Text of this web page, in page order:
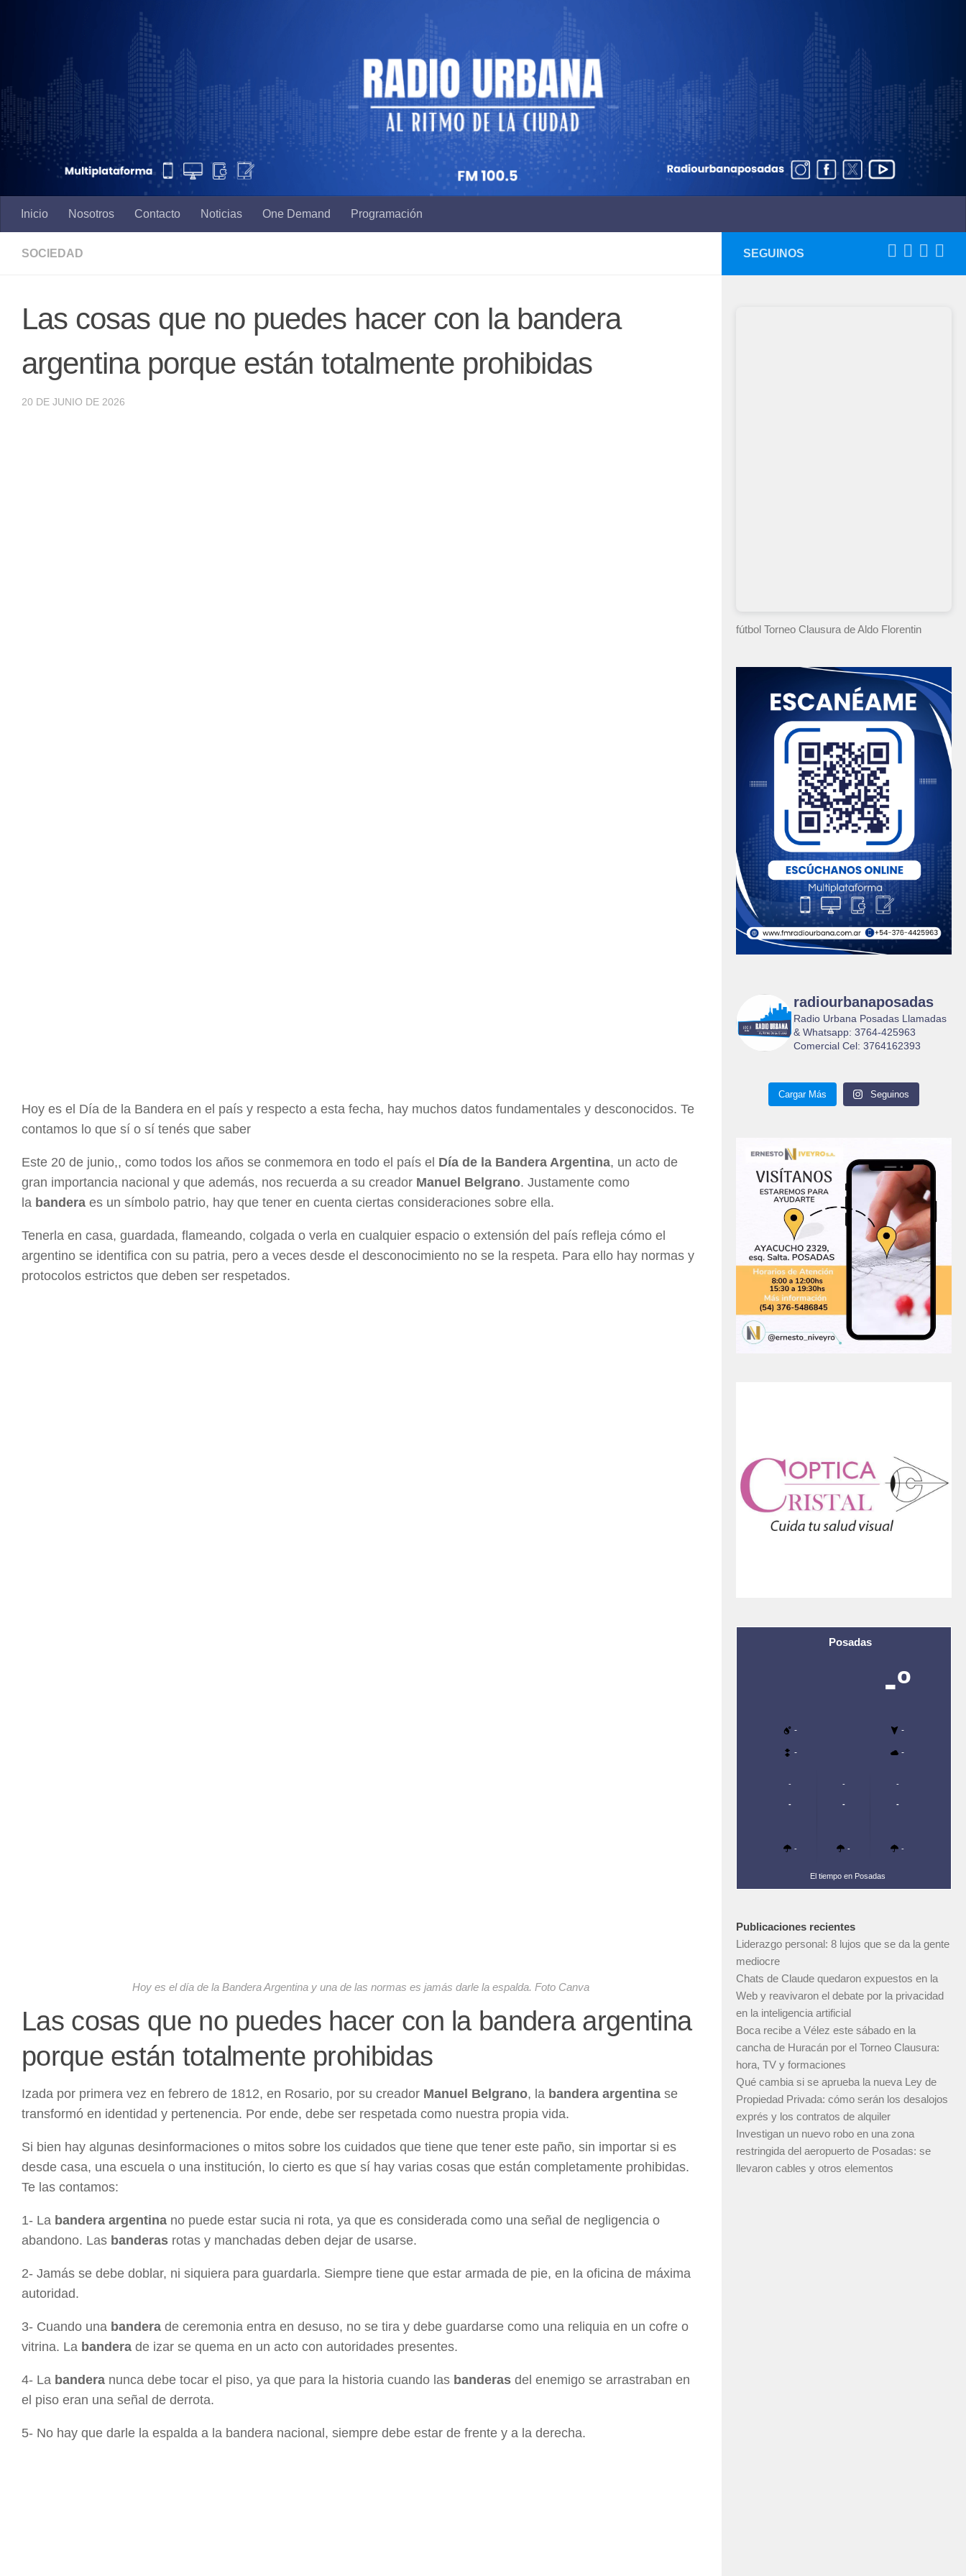
Inicio Nosotros Contacto Noticias One Demand Programación
SOCIEDAD
Las cosas que no puedes hacer con la bandera
argentina porque están totalmente prohibidas
20 DE JUNIO DE 2026
Hoy es el Día de la Bandera en el país y respecto a esta fecha, hay muchos datos fundamentales y desconocidos. Te
contamos lo que sí o sí tenés que saber
Este 20 de junio,, como todos los años se conmemora en todo el país el Día de la Bandera Argentina, un acto de
gran importancia nacional y que además, nos recuerda a su creador Manuel Belgrano. Justamente como
la bandera es un símbolo patrio, hay que tener en cuenta ciertas consideraciones sobre ella.
Tenerla en casa, guardada, flameando, colgada o verla en cualquier espacio o extensión del país refleja cómo el
argentino se identifica con su patria, pero a veces desde el desconocimiento no se la respeta. Para ello hay normas y
protocolos estrictos que deben ser respetados.
Hoy es el día de la Bandera Argentina y una de las normas es jamás darle la espalda. Foto Canva
Las cosas que no puedes hacer con la bandera argentina
porque están totalmente prohibidas
Izada por primera vez en febrero de 1812, en Rosario, por su creador Manuel Belgrano, la bandera argentina se
transformó en identidad y pertenencia. Por ende, debe ser respetada como nuestra propia vida.
Si bien hay algunas desinformaciones o mitos sobre los cuidados que tiene que tener este paño, sin importar si es
desde casa, una escuela o una institución, lo cierto es que sí hay varias cosas que están completamente prohibidas.
Te las contamos:
1- La bandera argentina no puede estar sucia ni rota, ya que es considerada como una señal de negligencia o
abandono. Las banderas rotas y manchadas deben dejar de usarse.
2- Jamás se debe doblar, ni siquiera para guardarla. Siempre tiene que estar armada de pie, en la oficina de máxima
autoridad.
3- Cuando una bandera de ceremonia entra en desuso, no se tira y debe guardarse como una reliquia en un cofre o
vitrina. La bandera de izar se quema en un acto con autoridades presentes.
4- La bandera nunca debe tocar el piso, ya que para la historia cuando las banderas del enemigo se arrastraban en
el piso eran una señal de derrota.
5- No hay que darle la espalda a la bandera nacional, siempre debe estar de frente y a la derecha.
SEGUINOS
fútbol Torneo Clausurade Aldo Florentin
radiourbanaposadas
Radio Urbana Posadas Llamadas
& Whatsapp: 3764-425963
Comercial Cel: 3764162393
Cargar Más Seguinos
Posadas
-º
- -
- -
-
-
-
-
-
-
-
-
-
El tiempo en Posadas
Publicaciones recientes
Liderazgo personal: 8 lujos que se da la gente
mediocre
Chats de Claude quedaron expuestos en la
Web y reavivaron el debate por la privacidad
en la inteligencia artificial
Boca recibe a Vélez este sábado en la
cancha de Huracán por el Torneo Clausura:
hora, TV y formaciones
Qué cambia si se aprueba la nueva Ley de
Propiedad Privada: cómo serán los desalojos
exprés y los contratos de alquiler
Investigan un nuevo robo en una zona
restringida del aeropuerto de Posadas: se
llevaron cables y otros elementos